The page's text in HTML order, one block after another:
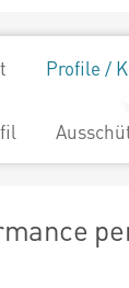
Profile /